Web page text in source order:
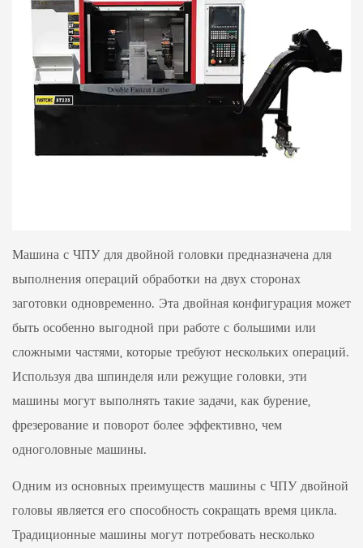
Машина с ЧПУ для двойной головки предназначена для
выполнения операций обработки на двух сторонах
заготовки одновременно. Эта двойная конфигурация может
быть особенно выгодной при работе с большими или
сложными частями, которые требуют нескольких операций.
Используя два шпинделя или режущие головки, эти
машины могут выполнять такие задачи, как бурение,
фрезерование и поворот более эффективно, чем
одноголовные машины.
Одним из основных преимуществ машины с ЧПУ двойной
головы является его способность сокращать время цикла.
Традиционные машины могут потребовать несколько